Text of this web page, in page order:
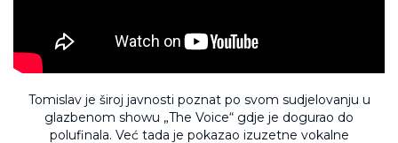
Tomislav je široj javnosti poznat po svom sudjelovanju u
glazbenom showu „The Voice“ gdje je dogurao do
polufinala. Već tada je pokazao izuzetne vokalne